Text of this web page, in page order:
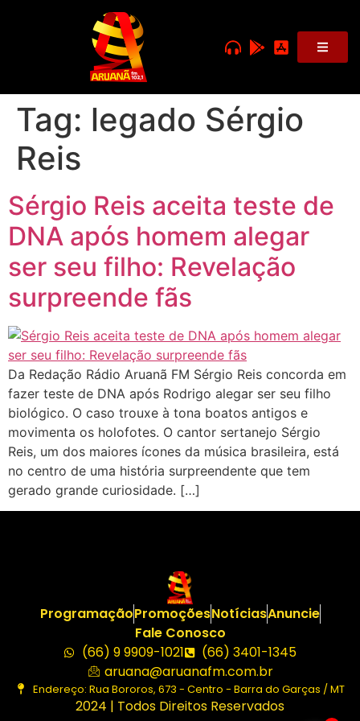
Tag: legado Sérgio
Reis
Sérgio Reis aceita teste de
DNA após homem alegar
ser seu filho: Revelação
surpreende fãs
Da Redação Rádio Aruanã FM Sérgio Reis concorda em
fazer teste de DNA após Rodrigo alegar ser seu filho
biológico. O caso trouxe à tona boatos antigos e
movimenta os holofotes. O cantor sertanejo Sérgio
Reis, um dos maiores ícones da música brasileira, está
no centro de uma história surpreendente que tem
gerado grande curiosidade. […]
ProgramaçãoPromoçõesNotíciasAnuncie
Fale Conosco
(66) 9 9909-1021
(66) 3401-1345
aruana@aruanafm.com.br
Endereço: Rua Bororos, 673 - Centro - Barra do Garças / MT
2024 | Todos Direitos Reservados